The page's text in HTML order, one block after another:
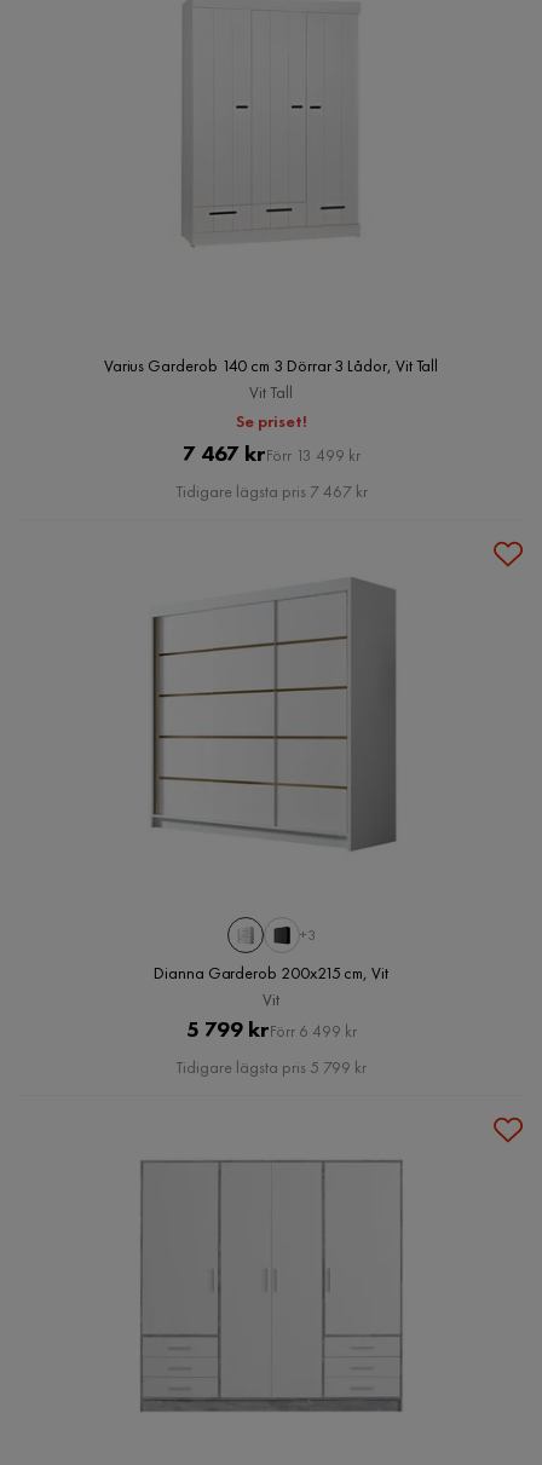
Varius Garderob 140 cm 3 Dörrar 3 Lådor, Vit Tall
Vit Tall
Se priset!
Pris
7 467 krOriginal
Pris
Förr 13 499 kr
Tidigare lägsta pris 7 467 kr
+3
Dianna Garderob 200x215 cm, Vit
Vit
Pris
5 799 krOriginal
Pris
Förr 6 499 kr
Tidigare lägsta pris 5 799 kr